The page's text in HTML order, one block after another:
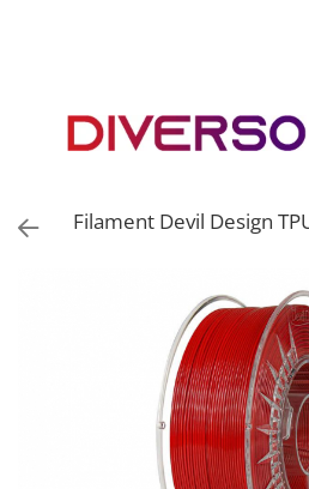
ASA
Filament Devil Design